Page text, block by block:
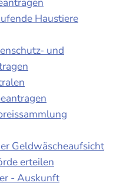
Haustiere
und
Geldwäscheaufsicht
erteilen
- Auskunft